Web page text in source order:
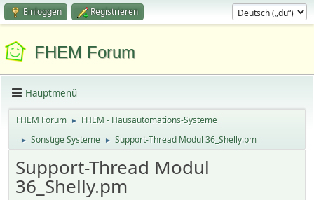
Einloggen Registrieren
FHEM Forum
Hauptmenü
FHEM Forum ► FHEM - Hausautomations-Systeme
► Sonstige Systeme ► Support-Thread Modul 36_Shelly.pm
Support-Thread Modul
36_Shelly.pm